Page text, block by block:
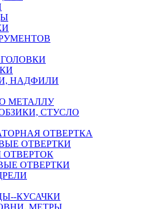
НАДФИЛИ
МЕТАЛЛУ
СТУСЛО
ОТВЕРТКА
ОТВЕРТКИ
ОТВЕРТОК
ОТВЕРТКИ
КУСАЧКИ
МЕТРЫ